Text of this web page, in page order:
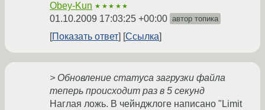
Obey-Kun ★★★★★
01.10.2009 17:03:25 +00:00 автор топика
Показать ответ Ссылка
> Обновление статуса загрузки файла
теперь происходит раз в 5 секунд
Наглая ложь. В чейнджлоге написано "Limit